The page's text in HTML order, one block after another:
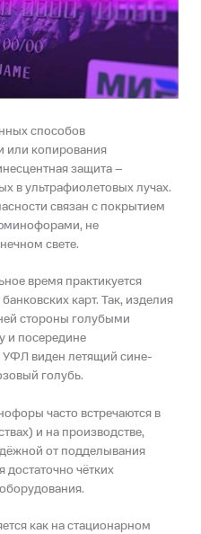
способов
или копирования
защита –
в ультрафиолетовых лучах.
связан с покрытием
не
свете.
время практикуется
карт. Так, изделия
стороны голубыми
и посередине
УФЛ виден летящий сине-
голубь.
часто встречаются в
и на производстве,
от подделывания
достаточно чётких
как на стационарном